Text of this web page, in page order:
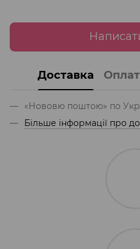
Доставка
«Нововю поштою» по
Більше інформації про